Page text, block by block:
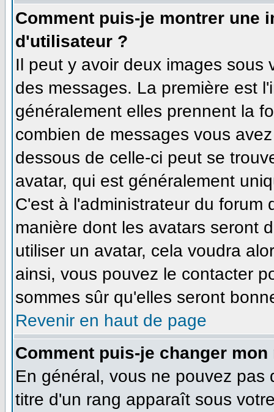
Comment puis-je montrer une
d'utilisateur ?
Il peut y avoir deux images sous
des messages. La première est
généralement elles prennent la
combien de messages vous
dessous de celle-ci peut se
avatar, qui est généralement
C'est à l'administrateur du forum
manière dont les avatars seront
utiliser un avatar, cela voudra
ainsi, vous pouvez le contacter
sommes sûr qu'elles seront
Revenir en haut de page
Comment puis-je changer mon
En général, vous ne pouvez
titre d'un rang apparaît sous